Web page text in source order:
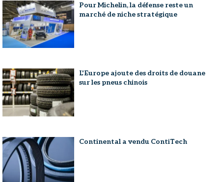
Pour Michelin, la défense reste un
marché de niche stratégique
L'Europe ajoute des droits de douane
sur les pneus chinois
Continental a vendu ContiTech